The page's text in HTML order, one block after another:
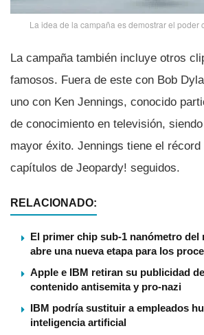
La idea de la campaña es demostrar el poder
La campaña también incluye otros
famosos. Fuera de este con Bob
uno con Ken Jennings, conocido
de conocimiento en televisión,
mayor éxito. Jennings tiene el récord
capí­tulos de Jeopardy! seguidos.
RELACIONADO:
El primer chip sub-1 nanómetro del
abre una nueva etapa para los
Apple e IBM retiran su publicidad
contenido antisemita y pro-nazi
IBM podría sustituir a empleados
inteligencia artificial